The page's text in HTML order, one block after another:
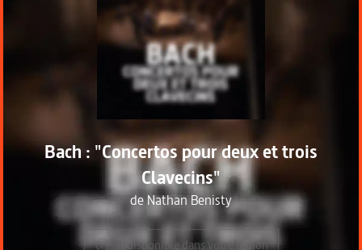
Bach : "Concertos pour deux et trois
Clavecins"
deNathan Benisty
Indisponible dans votre région